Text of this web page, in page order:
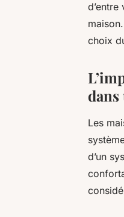
choix
Les
d’un